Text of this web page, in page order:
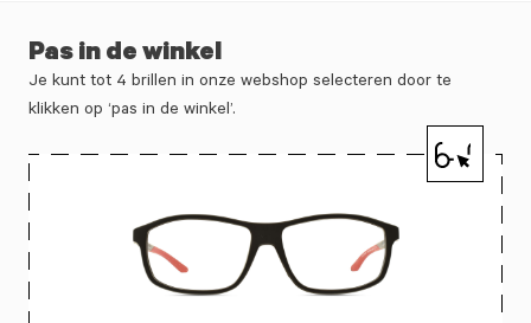
Pas in de winkel
Je kunt tot 4 brillen in onze webshop selecteren door te
klikken op ‘pas in de winkel’.